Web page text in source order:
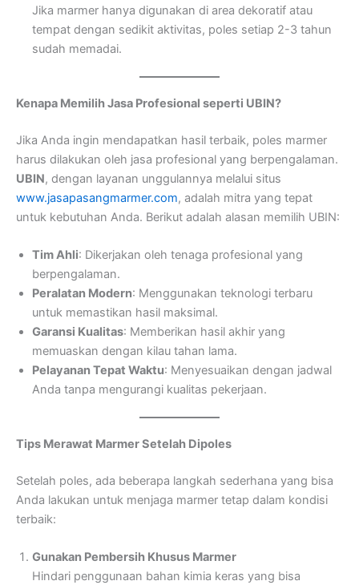
Jika marmer hanya digunakan di area dekoratif atau
tempat dengan sedikit aktivitas, poles setiap 2-3 tahun
sudah memadai.
Kenapa Memilih Jasa Profesional seperti UBIN?
Jika Anda ingin mendapatkan hasil terbaik, poles marmer
harus dilakukan oleh jasa profesional yang berpengalaman.
UBIN, dengan layanan unggulannya melalui situs
www.jasapasangmarmer.com, adalah mitra yang tepat
untuk kebutuhan Anda. Berikut adalah alasan memilih UBIN:
Tim Ahli: Dikerjakan oleh tenaga profesional yang
berpengalaman.
Peralatan Modern: Menggunakan teknologi terbaru
untuk memastikan hasil maksimal.
Garansi Kualitas: Memberikan hasil akhir yang
memuaskan dengan kilau tahan lama.
Pelayanan Tepat Waktu: Menyesuaikan dengan jadwal
Anda tanpa mengurangi kualitas pekerjaan.
Tips Merawat Marmer Setelah Dipoles
Setelah poles, ada beberapa langkah sederhana yang bisa
Anda lakukan untuk menjaga marmer tetap dalam kondisi
terbaik:
Gunakan Pembersih Khusus Marmer
Hindari penggunaan bahan kimia keras yang bisa